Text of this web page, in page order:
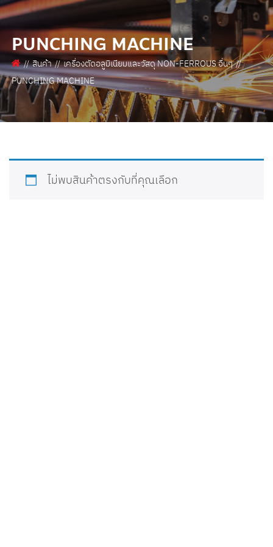
PUNCHING MACHINE
สินค้า
เครื่องตัดอลูมิเนียมและวัสดุ NON-FERROUS อื่นๆ
PUNCHING MACHINE
ไม่พบสินค้าตรงกับที่คุณเลือก